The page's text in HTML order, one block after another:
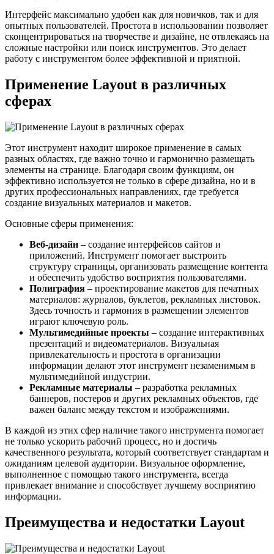
Интерфейс максимально удобен как для новичков, так и для
опытных пользователей. Простота в использовании позволяет
сконцентрироваться на творчестве и дизайне, не отвлекаясь на
сложные настройки или поиск инструментов. Это делает
работу с инструментом более эффективной и приятной.
Применение Layout в различных
сферах
Этот инструмент находит широкое применение в самых
разных областях, где важно точно и гармонично размещать
элементы на странице. Благодаря своим функциям, он
эффективно используется не только в сфере дизайна, но и в
других профессиональных направлениях, где требуется
создание визуальных материалов и макетов.
Основные сферы применения:
Веб-дизайн – создание интерфейсов сайтов и
приложений. Инструмент помогает выстроить
структуру страницы, организовать размещение контента
и обеспечить удобство восприятия пользователями.
Полиграфия – проектирование макетов для печатных
материалов: журналов, буклетов, рекламных листовок.
Здесь точность и гармония в размещении элементов
играют ключевую роль.
Мультимедийные проекты – создание интерактивных
презентаций и видеоматериалов. Визуальная
привлекательность и простота в организации
информации делают этот инструмент незаменимым в
мультимедийной индустрии.
Рекламные материалы – разработка рекламных
баннеров, постеров и других рекламных объектов, где
важен баланс между текстом и изображениями.
В каждой из этих сфер наличие такого инструмента помогает
не только ускорить рабочий процесс, но и достичь
качественного результата, который соответствует стандартам и
ожиданиям целевой аудитории. Визуальное оформление,
выполненное с помощью такого инструмента, всегда
привлекает внимание и способствует лучшему восприятию
информации.
Преимущества и недостатки Layout